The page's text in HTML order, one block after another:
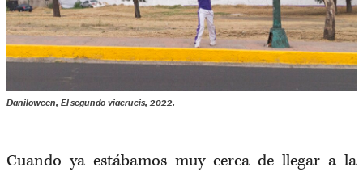
Daniloween, El segundo viacrucis, 2022.
Cuando ya estábamos muy cerca de llegar a la